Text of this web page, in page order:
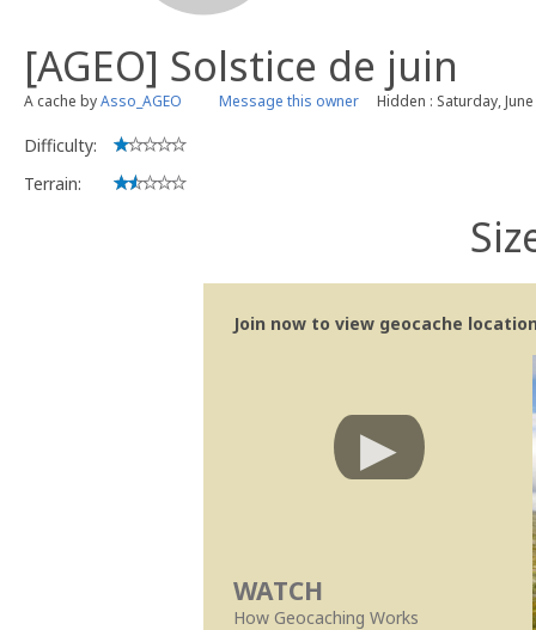
[AGEO] Solstice de juin
A cache byAsso_AGEO Message this owner Hidden : Saturday,
Difficulty:
Terrain:
Join now to view geocache
WATCH
How Geocaching Works